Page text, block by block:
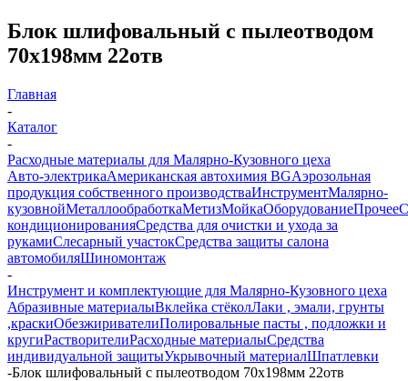
Блок шлифовальный с пылеотводом
70х198мм 22отв
Главная
-
Каталог
-
Расходные материалы для Малярно-Кузовного цеха
Авто-электрикаАмериканская автохимия BGАэрозольная
продукция собственного производстваИнструментМалярно-
кузовнойМеталлообработкаМетизМойкаОборудованиеПрочее
кондиционированияСредства для очистки и ухода за
рукамиСлесарный участокСредства защиты салона
автомобиляШиномонтаж
-
Инструмент и комплектующие для Малярно-Кузовного цеха
Абразивные материалыВклейка стёколЛаки , эмали, грунты
,краскиОбезжиривателиПолировальные пасты , подложки и
кругиРастворителиРасходные материалыСредства
индивидуальной защитыУкрывочный материалШпатлевки
-Блок шлифовальный с пылеотводом 70х198мм 22отв